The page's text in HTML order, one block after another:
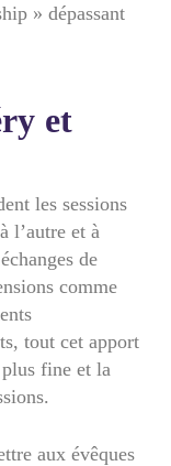
» dépassant
et
les sessions
l’autre et à
de
comme
tout cet apport
fine et la
aux évêques